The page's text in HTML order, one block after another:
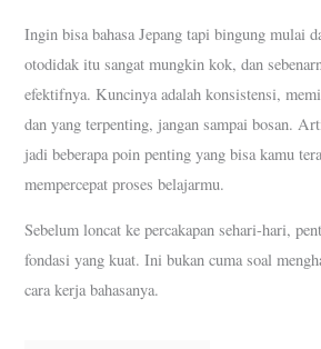
o
o
k
e
r
A
p
p
r
e
s
r
a
m
Ingin bisa bahasa Jepang tapi bingung mulai
otodidak itu sangat mungkin kok, dan
efektifnya. Kuncinya adalah konsistensi,
dan yang terpenting, jangan sampai bosan.
jadi beberapa poin penting yang bisa kamu
mempercepat proses belajarmu.
Sebelum loncat ke percakapan sehari-hari,
fondasi yang kuat. Ini bukan cuma soal
cara kerja bahasanya.